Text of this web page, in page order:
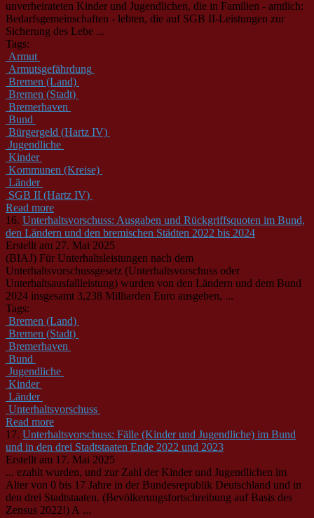
unverheirateten Kinder und Jugendlichen, die in Familien - amtlich:
Bedarfsgemeinschaften - lebten, die auf SGB II-Leistungen zur
Sicherung des Lebe ...
Tags:
Armut
Armutsgefährdung
Bremen (Land)
Bremen (Stadt)
Bremerhaven
Bund
Bürgergeld (Hartz IV)
Jugendliche
Kinder
Kommunen (Kreise)
Länder
SGB II (Hartz IV)
Read more
16. Unterhaltsvorschuss: Ausgaben und Rückgriffsquoten im Bund,
den Ländern und den bremischen Städten 2022 bis 2024
Erstellt am 27. Mai 2025
(BIAJ) Für Unterhaltsleistungen nach dem
Unterhaltsvorschussgesetz (Unterhaltsvorschuss oder
Unterhaltsausfallleistung) wurden von den Ländern und dem Bund
2024 insgesamt 3,238 Milliarden Euro ausgeben, ...
Tags:
Bremen (Land)
Bremen (Stadt)
Bremerhaven
Bund
Jugendliche
Kinder
Länder
Unterhaltsvorschuss
Read more
17. Unterhaltsvorschuss: Fälle (Kinder und Jugendliche) im Bund
und in den drei Stadtstaaten Ende 2022 und 2023
Erstellt am 17. Mai 2025
... ezahlt wurden, und zur Zahl der Kinder und Jugendlichen im
Alter von 0 bis 17 Jahre in der Bundesrepublik Deutschland und in
den drei Stadtstaaten. (Bevölkerungsfortschreibung auf Basis des
Zensus 2022!) A ...